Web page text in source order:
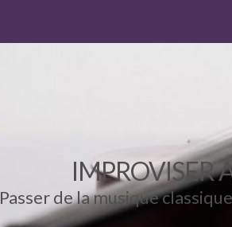
IMPROVISER
Passer de la musique